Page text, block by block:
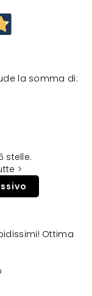
la somma di:
stelle.
>
Ottima